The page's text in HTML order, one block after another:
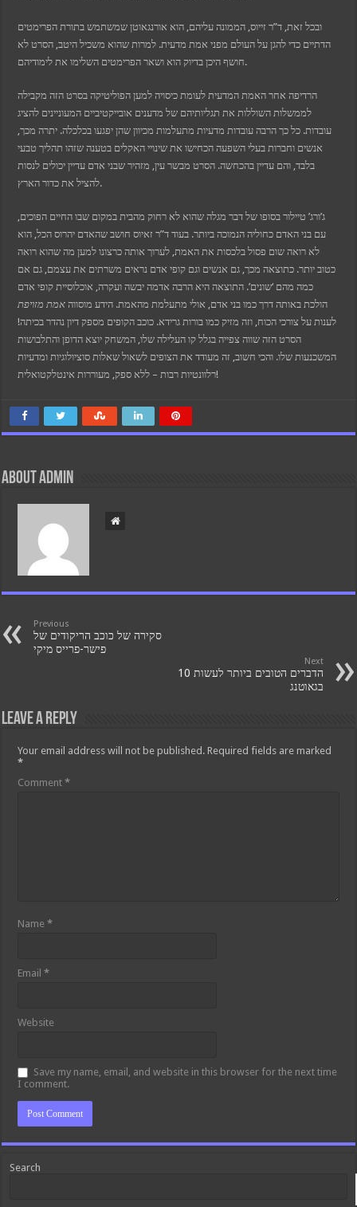
ובכל זאת, ד”ר זייוס, הממונה עליהם, הוא אורנגאוטן שמשתמש בתורת הפרימטים
הדתיים כדי להגן על העולם מפני אמת מדעית. למרות שהוא משכיל היטב, הסרט לא
חושף היכן בדיוק הוא ושאר הפרימטים השלימו את לימודיהם.
הרדיפה אחר האמת המדעית לעומת כיסויה למען הפוליטיקה בסרט הזה מקבילה
לממשלות השוללות את תגליותיהם של מדענים אובייקטיביים המעוניינים להציג
עובדות. כל כך הרבה עובדות מדעיות מתעלמות מכיוון שהן יפגעו בכלכלה. יתרה מכך,
אנשים וחברות בעלי השפעה הכחישו את שינויי האקלים בטענה שזהו תהליך טבעי
בלבד, והם עדיין בהכחשה. הסרט מבשר עין, מזהיר שבני אדם עדיין יכולים לנסות
להציל את כדור הארץ.
ג’ורג’ טיילור בסופו של דבר מגלה שהוא לא רחוק מהבית במקום שבו החיים הפוכים,
עם בני האדם כחוליה הנמוכה ביותר. בעוד ד”ר זאיוס חושב שהאדם יהרוס הכל, הוא
לא רואה שום פסול בלכסות את האמת, לערוך אותה כרצונו למען מה שהוא רואה
כטוב יותר. כתוצאה מכך, גם אנשים וגם קופי אדם נראים משרתים את עצמם, גם אם
כמה מהם ‘שונים’. התוצאה היא הרבה אדמה יבשה ועקרה, אוכלוסיית קופי אדם
הולכת באותה דרך כמו בני אדם, אולי מתעלמת מהאמת. הידע מוסווה אמת מזויפת
לענות על צורכי הכוח, וזה מזיק כמו בורות גרידא. כוכב הקופים מספק דיון נהדר בכיתה!
הסרט הזה שווה צפייה בגלל קו העלילה שלו, המשחק יוצא הדופן והתלבושות
המשכנעות שלו. והכי חשוב, זה מעודד את הצופים לשאול שאלות סוציולוגיות ומדעיות
רלוונטיות רבות – ללא ספק, מעוררות אינטלקטואלית!
About admin
Previous
סקירה של כוכב הריקודים של
פישר-פרייס מיקי
Next
10 הדברים הטובים ביותר לעשות
בגאוטנג
Leave a Reply
Your email address will not be published. Required fields are marked
*
Comment*
Name*
Email*
Website
Save my name, email, and website in this browser for the next time
I comment.
Search